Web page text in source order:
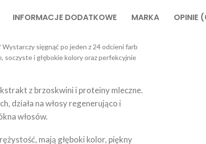
INFORMACJE DODATKOWE MARKA OPINIE
sięgnąć po jeden z 24 odcieni farb
soczyste i głębokie kolory oraz perfekcyjnie
z brzoskwini i proteiny mleczne.
działa na włosy regenerująco i
włosów.
mają głęboki kolor, piękny